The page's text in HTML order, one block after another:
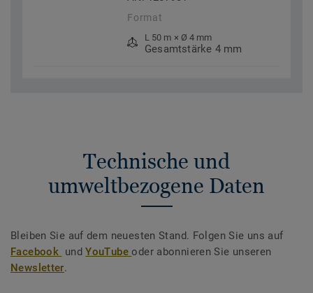
Format
L 50 m × Ø 4 mm
Gesamtstärke 4 mm
Technische und
umweltbezogene Daten
Bleiben Sie auf dem neuesten Stand. Folgen Sie uns auf
Facebook undYouTubeoder abonnieren Sie unseren
Newsletter.